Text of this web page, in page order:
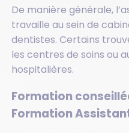
De manière générale,
travaille au sein de
dentistes. Certains
les centres de soins ou
hospitalières.
Formation
Formation